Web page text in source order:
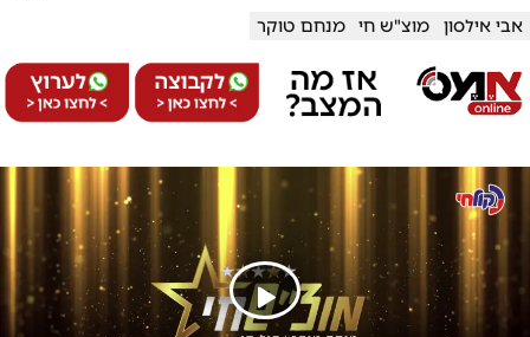
אבי אילסון מוצ"ש חי מנחם טוקר